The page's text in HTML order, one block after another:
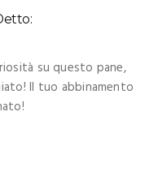
su questo pane,
Il tuo abbinamento